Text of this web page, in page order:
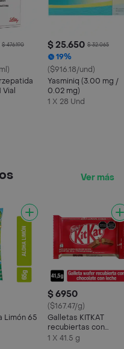
$ 476.190 $ 25.650 $ 32.065
19%
($916.18/und)
Yasminiq (3.00 mg /
0.02 mg)
1 X 28 Und
Ver más
Limón 65
$ 6950
($167.47/g)
Galletas KITKAT
recubiertas con
chocolate con leche
1 X 41.5 g